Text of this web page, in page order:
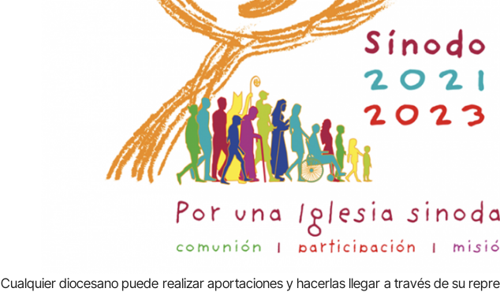
Cualquier diocesano puede realizar aportaciones y hacerlas llegar a través de su